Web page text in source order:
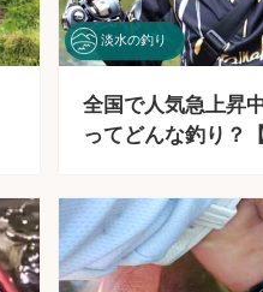
淡水の釣り
全国で人気急上昇
ってどんな釣り？